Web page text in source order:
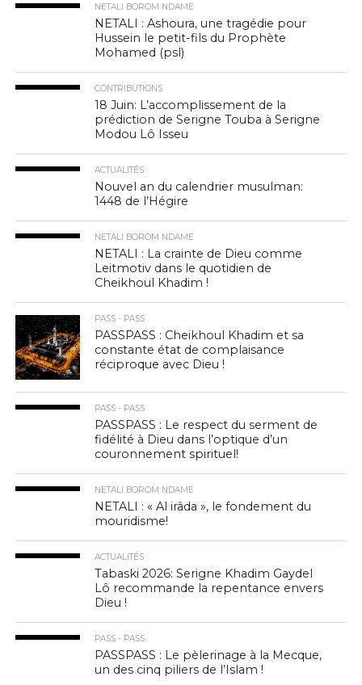
NETALI BOROM NDAME
NETALI : Ashoura, une tragédie pour
Hussein le petit-fils du Prophète
Mohamed (psl)
CONTRIBUTIONS
18 Juin: L’accomplissement de la
prédiction de Serigne Touba à Serigne
Modou Lô Isseu
ACTUALITÉS
Nouvel an du calendrier musulman:
1448 de l’Hégire
NETALI BOROM NDAME
NETALI : La crainte de Dieu comme
Leitmotiv dans le quotidien de
Cheikhoul Khadim !
PASS - PASS
PASSPASS : Cheikhoul Khadim et sa
constante état de complaisance
réciproque avec Dieu !
PASS - PASS
PASSPASS : Le respect du serment de
fidélité à Dieu dans l’optique d’un
couronnement spirituel!
NETALI BOROM NDAME
NETALI : « Al irâda », le fondement du
mouridisme!
ACTUALITÉS
Tabaski 2026: Serigne Khadim Gaydel
Lô recommande la repentance envers
Dieu !
PASS - PASS
PASSPASS : Le pèlerinage à la Mecque,
un des cinq piliers de l’Islam !